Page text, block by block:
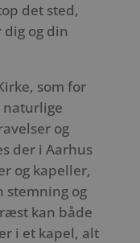
det sted,
og din
som for
naturlige
og
der i Aarhus
og kapeller,
stemning og
kan både
i et kapel, alt